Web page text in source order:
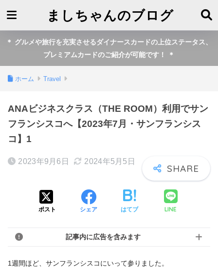
ましちゃんのブログ
＊ グルメや旅行を充実させるダイナースカードの上位ステータス、
プレミアムカードのご紹介が可能です！ ＊
ホーム Travel
ANAビジネスクラス（THE ROOM）利用でサン
フランシスコへ【2023年7月・サンフランシス
コ】1
2023年9月6日 2024年5月5日
ポスト シェア はてブ LINE
記事内に広告を含みます
1週間ほど、サンフランシスコにいって参りました。